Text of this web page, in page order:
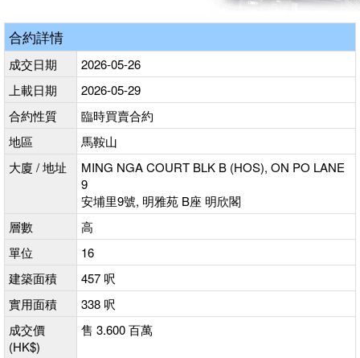
合約詳情
成交日期
2026-05-26
上載日期
2026-05-29
合約性質
臨時買賣合約
地區
馬鞍山
大廈 / 地址
MING NGA COURT BLK B (HOS), ON PO LANE
9
安埔里9號, 明雅苑 B座 明欣閣
層數
高
單位
16
建築面積
457 呎
實用面積
338 呎
成交價
(HK$)
售 3.600 百萬